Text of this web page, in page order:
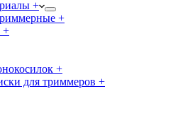
+
+
+
+
для триммеров +